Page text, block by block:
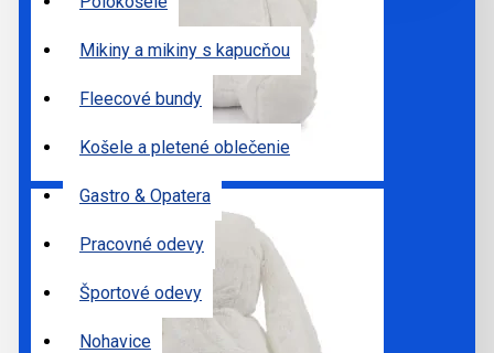
Mikiny a mikiny s kapucňou
Fleecové bundy
Košele a pletené oblečenie
Gastro & Opatera
Pracovné odevy
Športové odevy
Nohavice